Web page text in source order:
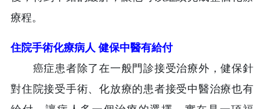
療程。
住院手術化療病人 健保中醫有給付
癌症患者除了在一般門診接受治療外，健保針
對住院接受手術、化放療的患者接受中醫治療也有